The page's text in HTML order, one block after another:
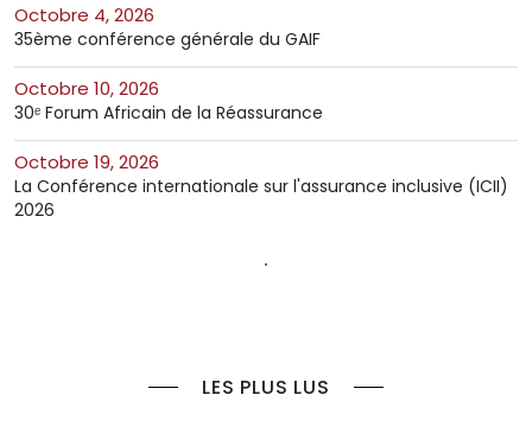
octobre 4, 2026
35ème conférence générale du GAIF
octobre 10, 2026
30ᵉ Forum Africain de la Réassurance
octobre 19, 2026
La Conférence internationale sur l'assurance inclusive (ICII)
2026
LES PLUS LUS